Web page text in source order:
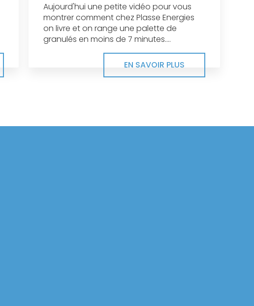
Aujourd'hui une petite vidéo pour vous
montrer comment chez Plasse Energies
on livre et on range une palette de
granulés en moins de 7 minutes....
EN SAVOIR PLUS